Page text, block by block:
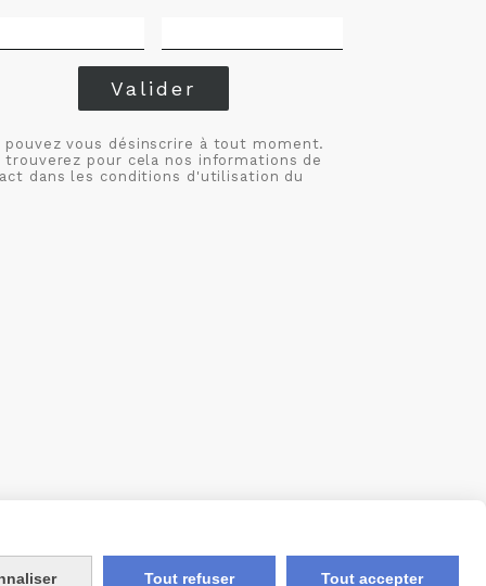
Valider
pouvez vous désinscrire à tout moment.
trouverez pour cela nos informations de
dans les conditions d'utilisation du
Tout refuser Tout accepter